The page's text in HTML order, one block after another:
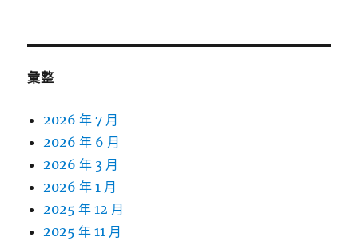
彙整
2026 年 7 月
2026 年 6 月
2026 年 3 月
2026 年 1 月
2025 年 12 月
2025 年 11 月